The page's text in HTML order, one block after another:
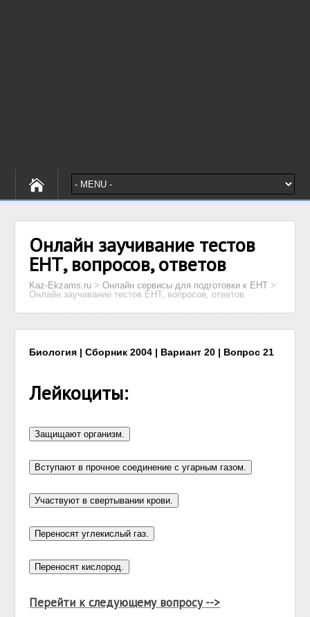
Онлайн заучивание тестов
ЕНТ, вопросов, ответов
Kaz-Ekzams.ru >Онлайн сервисы для подготовки к ЕНТ >
Онлайн заучивание тестов ЕНТ, вопросов, ответов
Биология | Сборник 2004 | Вариант 20 | Вопрос 21
Лейкоциты:
Перейти к следующему вопросу -->